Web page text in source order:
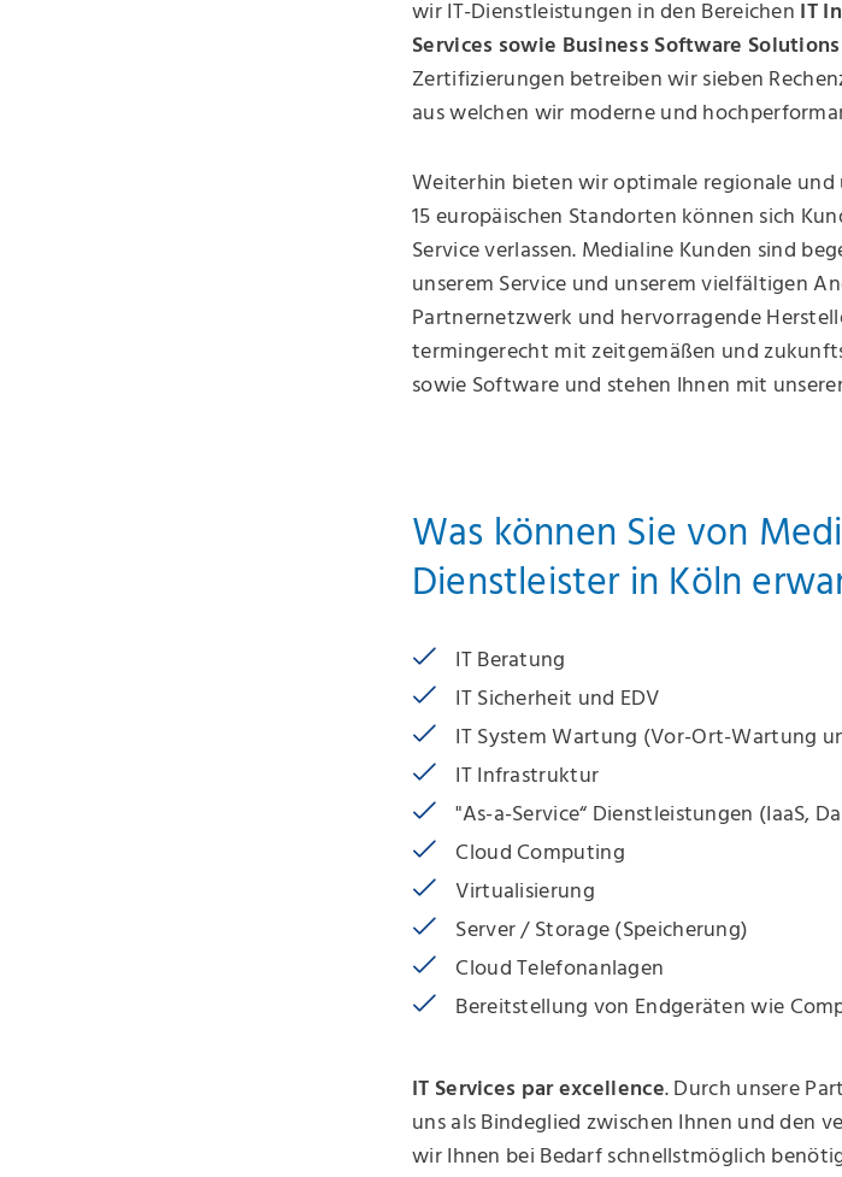
wir IT-Dienstleistungen in den Bereichen
IT
Services sowie Business Software Solutions
Zertifizierungen betreiben wir sieben
aus welchen wir moderne und
Weiterhin bieten wir optimale regionale und
15 europäischen Standorten können sich
Service verlassen. Medialine Kunden sind
unserem Service und unserem vielfältigen
Partnernetzwerk und hervorragende
termingerecht mit zeitgemäßen und
sowie Software und stehen Ihnen mit
Was können Sie von
Dienstleister in Köln
IT Beratung
IT Sicherheit und EDV
IT System Wartung (Vor-Ort-Wartung
IT Infrastruktur
"As-a-Service“ Dienstleistungen (IaaS,
Cloud Computing
Virtualisierung
Server / Storage (Speicherung)
Cloud Telefonanlagen
Bereitstellung von Endgeräten wie
IT Services par excellence. Durch unsere
uns als Bindeglied zwischen Ihnen und den
wir Ihnen bei Bedarf schnellstmöglich